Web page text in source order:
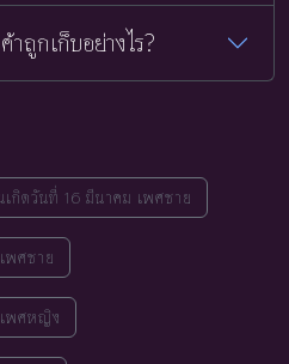
ถูกเก็บอย่างไร?
เกิดวันที่ 16 มีนาคม เพศชาย
พศชาย
พศหญิง